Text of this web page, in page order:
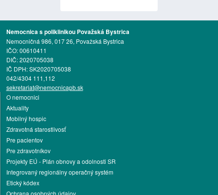
Nemocnica s poliklinikou Považská Bystrica
Nemocničná 986, 017 26, Považská Bystrica
IČO: 00610411
DIČ: 2020705038
IČ DPH: SK2020705038
042/4304 111,112
sekretariat@nemocnicapb.sk
O nemocnici
Aktuality
Mobilný hospic
Zdravotná starostlivosť
Pre pacientov
Pre zdravotníkov
Projekty EÚ - Plán obnovy a odolnosti SR
Integrovaný regionálny operačný systém
Etický kódex